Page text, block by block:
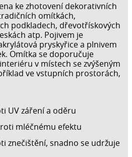
ke zhotovení dekorativních
omítkách,
podkladech, dřevotřískových
atp. Pojivem je
pryskyřice a plnivem
Omítka se doporučuje
v místech se zvýšeným
ve vstupních prostorách,
UV záření a oděru
mléčnému efektu
znečištění, snadno se udržuje